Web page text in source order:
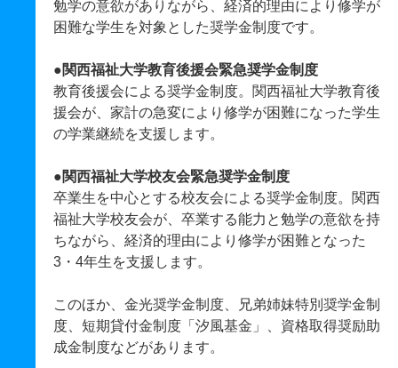
勉学の意欲がありながら、経済的理由により修学が
困難な学生を対象とした奨学金制度です。
●関西福祉大学教育後援会緊急奨学金制度
教育後援会による奨学金制度。関西福祉大学教育後
援会が、家計の急変により修学が困難になった学生
の学業継続を支援します。
●関西福祉大学校友会緊急奨学金制度
卒業生を中心とする校友会による奨学金制度。関西
福祉大学校友会が、卒業する能力と勉学の意欲を持
ちながら、経済的理由により修学が困難となった
3・4年生を支援します。
このほか、金光奨学金制度、兄弟姉妹特別奨学金制
度、短期貸付金制度「汐風基金」、資格取得奨励助
成金制度などがあります。